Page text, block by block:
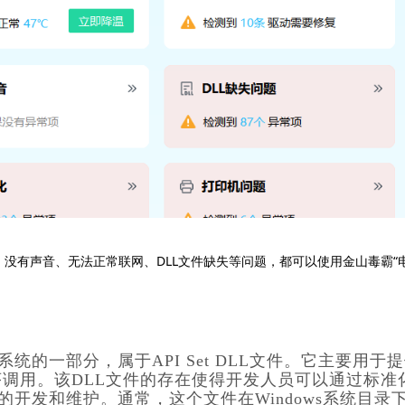
没有声音、无法正常联网、DLL文件缺失等问题，都可以使用金山毒霸“
统的一部分，属于API Set DLL文件。它主要用于
用。该DLL文件的存在使得开发人员可以通过标准
开发和维护。通常，这个文件在Windows系统目录